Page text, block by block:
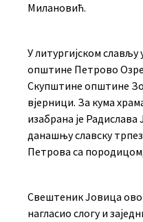
Милановић.
У литургијском слављу
општине Петрово
Скупштине општине
вјерници. За кума
изабрана је
данашњу славску
Петрова са
Свештеник Јовица
нагласио слогу и